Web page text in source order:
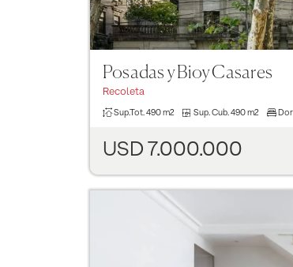
Posadas y Bioy Casares
Recoleta
Sup.Tot. 490 m2 Sup. Cub. 490 m2
USD 7.000.000